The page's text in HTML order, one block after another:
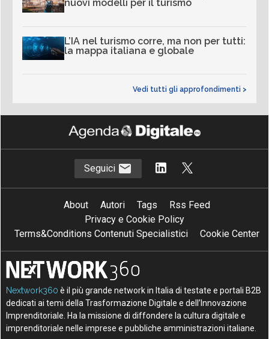
nuovi modelli per il turismo
L’IA nel turismo corre, ma non per tutti:
la mappa italiana e globale
Vedi tutti gli approfondimenti >
Seguici
About Autori Tags
Rss Feed
Privacy e Cookie Policy
Terms&Conditions Contenuti Specialistici
Cookie Center
Nextwork360 è il più grande network in Italia di testate e portali B2B
dedicati ai temi della Trasformazione Digitale e dell’Innovazione
Imprenditoriale. Ha la missione di diffondere la cultura digitale e
imprenditoriale nelle imprese e pubbliche amministrazioni italiane.